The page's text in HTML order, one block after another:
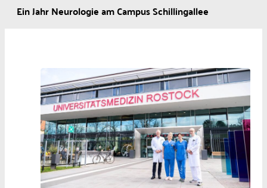
Ein Jahr Neurologie am Campus Schillingallee